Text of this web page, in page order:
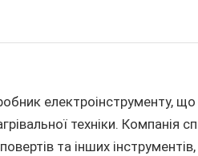
електроінструменту,
техніки. Компанія
та інших